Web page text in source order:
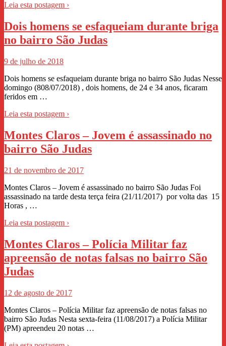
Leia esta postagem ›
Dois homens se esfaqueiam durante briga
no bairro São Judas
9 de julho de 2018
Dois homens se esfaqueiam durante briga no bairro São Judas Nesse
domingo (808/07/2018) , dois homens, de 24 e 34 anos, ficaram
feridos em …
Leia esta postagem ›
Montes Claros – Jovem é assassinado no
bairro São Judas
21 de novembro de 2017
Montes Claros – Jovem é assassinado no bairro São Judas Foi
assassinado na tarde desta terça feira (21/11/2017) por volta das 15
Horas , …
Leia esta postagem ›
Montes Claros – Polícia Militar faz
apreensão de notas falsas no bairro São
Judas
12 de agosto de 2017
Montes Claros – Polícia Militar faz apreensão de notas falsas no
bairro São Judas Nesta sexta-feira (11/08/2017) a Polícia Militar
(PM) apreendeu 20 notas …